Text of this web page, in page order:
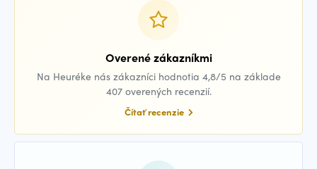
Overené zákazníkmi
Na Heuréke nás zákazníci hodnotia 4,8/5 na základe
407 overených recenzií.
Čítať recenzie